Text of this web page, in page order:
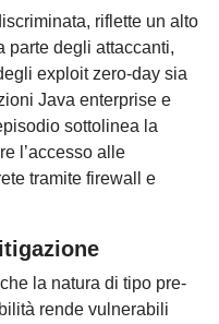
riflette un alto
parte degli attaccanti,
exploit zero-day sia
Java enterprise e
sottolinea la
l’accesso alle
tramite firewall e
la natura di tipo pre-
rende vulnerabili